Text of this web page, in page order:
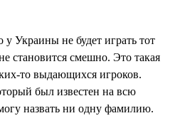
у Украины не будет играть тот
становится смешно. Это такая
то выдающихся игроков.
был известен на всю
назвать ни одну фамилию.